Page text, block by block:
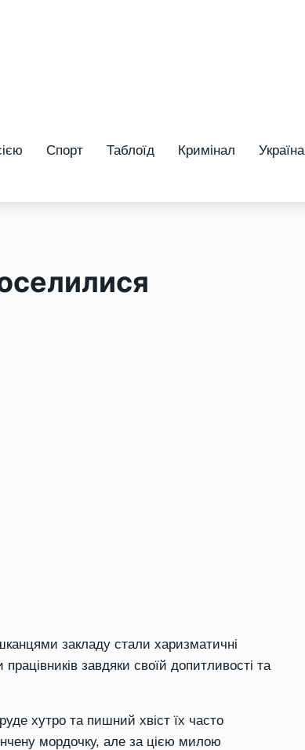
Спорт Таблоїд Кримінал Україна
закладу стали харизматичні
завдяки своїй допитливості та
хутро та пишний хвіст їх часто
мордочку, але за цією милою